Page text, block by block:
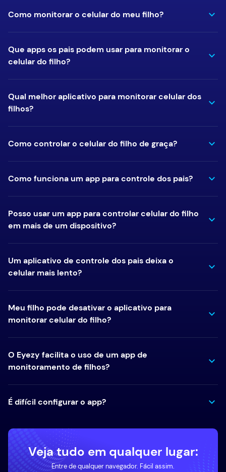
Como monitorar o celular do meu filho?
Que apps os pais podem usar para monitorar o
celular do filho?
Qual melhor aplicativo para monitorar celular dos
filhos?
Como controlar o celular do filho de graça?
Como funciona um app para controle dos pais?
Posso usar um app para controlar celular do filho
em mais de um dispositivo?
Um aplicativo de controle dos pais deixa o
celular mais lento?
Meu filho pode desativar o aplicativo para
monitorar celular do filho?
O Eyezy facilita o uso de um app de
monitoramento de filhos?
É difícil configurar o app?
Veja tudo em qualquer lugar:
Entre de qualquer navegador. Fácil assim.